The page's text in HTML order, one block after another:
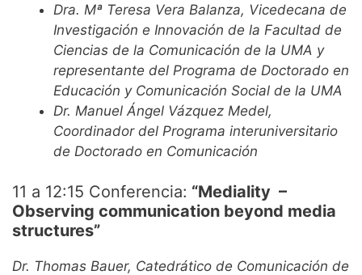
Dra. Mª Teresa Vera Balanza, Vicedecana de
Investigación e Innovación de la Facultad de
Ciencias de la Comunicación de la UMA y
representante del Programa de Doctorado en
Educación y Comunicación Social de la UMA
Dr. Manuel Ángel Vázquez Medel,
Coordinador del Programa interuniversitario
de Doctorado en Comunicación
11 a 12:15 Conferencia: “Mediality –
Observing communication beyond media
structures”
Dr. Thomas Bauer, Catedrático de Comunicación de